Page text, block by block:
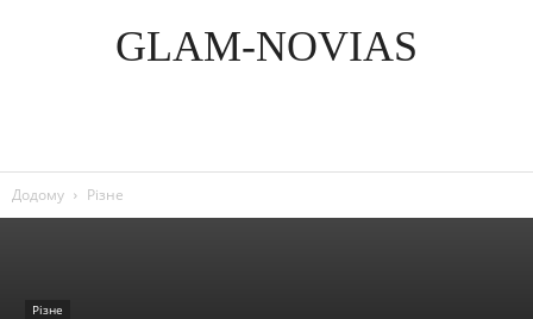
GLAM-NOVIAS
Додому Різне
Різне